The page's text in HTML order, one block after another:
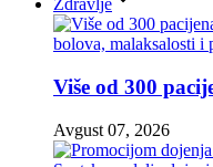
Zdravlje
Više od 300
Avgust 07, 2026